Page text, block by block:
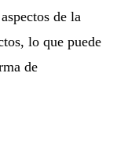
de la
lo que puede
de